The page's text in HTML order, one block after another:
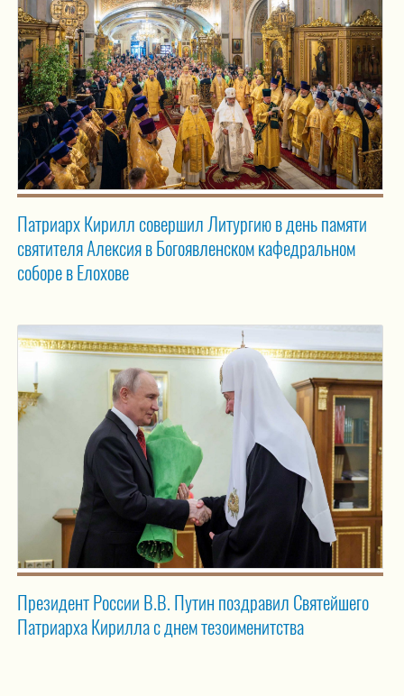
Патриарх Кирилл совершил Литургию в день памяти
святителя Алексия в Богоявленском кафедральном
соборе в Елохове
Президент России В.В. Путин поздравил Святейшего
Патриарха Кирилла с днем тезоименитства